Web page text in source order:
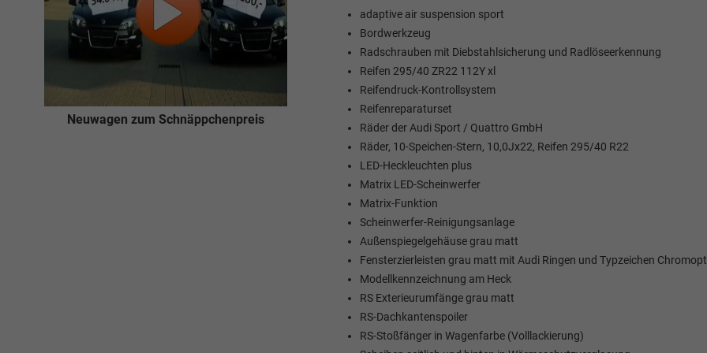
adaptive air suspension sport
Bordwerkzeug
Radschrauben mit Diebstahlsicherung und Radlöseerkennung
Reifen 295/40 ZR22 112Y xl
Reifendruck-Kontrollsystem
Reifenreparaturset
Räder der Audi Sport / Quattro GmbH
Räder, 10-Speichen-Stern, 10,0Jx22, Reifen 295/40 R22
LED-Heckleuchten plus
Matrix LED-Scheinwerfer
Matrix-Funktion
Scheinwerfer-Reinigungsanlage
Außenspiegelgehäuse grau matt
Fensterzierleisten grau matt mit Audi Ringen und Typzeichen
Modellkennzeichnung am Heck
RS Exterieurumfänge grau matt
RS-Dachkantenspoiler
RS-Stoßfänger in Wagenfarbe (Volllackierung)
Neuwagen zum Schnäppchenpreis